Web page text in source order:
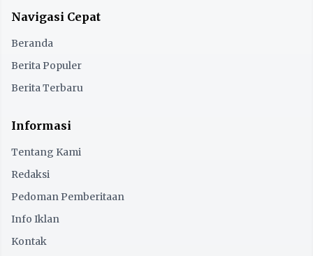
Navigasi Cepat
Beranda
Berita Populer
Berita Terbaru
Informasi
Tentang Kami
Redaksi
Pedoman Pemberitaan
Info Iklan
Kontak